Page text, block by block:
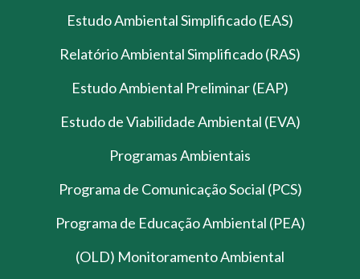
Estudo Ambiental Simplificado (EAS)
Relatório Ambiental Simplificado (RAS)
Estudo Ambiental Preliminar (EAP)
Estudo de Viabilidade Ambiental (EVA)
Programas Ambientais
Programa de Comunicação Social (PCS)
Programa de Educação Ambiental (PEA)
(OLD) Monitoramento Ambiental